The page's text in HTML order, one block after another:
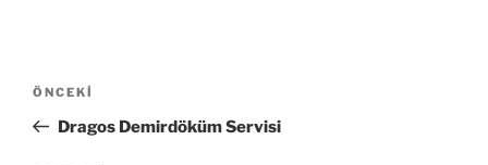
Yazı
Önceki
Yazı
ÖNCEKI
Dragos Demirdöküm Servisi